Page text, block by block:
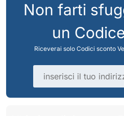
Non farti
un
Riceverai solo Codici sconto
Indirizzo email